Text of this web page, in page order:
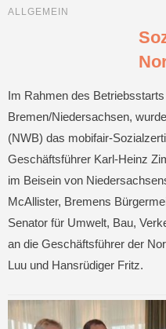
ALLGEMEIN
Im Rahmen des
Bremen/Niedersachsen,
(NWB) das mobifair-
Geschäftsführer Karl-Heinz
im Beisein von
McAllister, Bremens
Senator für Umwelt, Bau,
an die Geschäftsführer der
Luu und Hansrüdiger Fritz.